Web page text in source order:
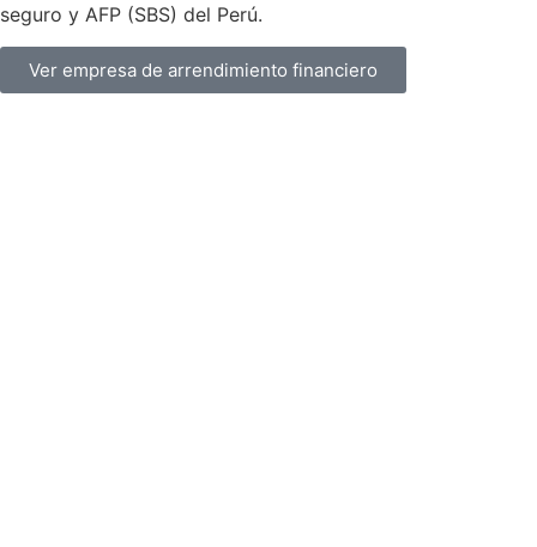
seguro y AFP (SBS) del Perú.
Ver empresa de arrendimiento financiero